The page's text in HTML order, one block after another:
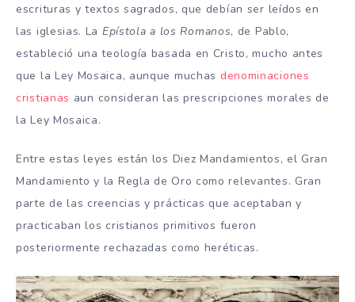
escrituras y textos sagrados, que debían ser leídos en
las iglesias. La Epístola a los Romanos, de Pablo,
estableció una teología basada en Cristo, mucho antes
que la Ley Mosaica, aunque muchas denominaciones
cristianas aun consideran las prescripciones morales de
la Ley Mosaica.
Entre estas leyes están los Diez Mandamientos, el Gran
Mandamiento y la Regla de Oro como relevantes. Gran
parte de las creencias y prácticas que aceptaban y
practicaban los cristianos primitivos fueron
posteriormente rechazadas como heréticas.